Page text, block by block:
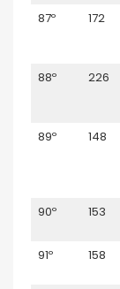
87º 172
88º 226
89º 148
90º 153
91º 158